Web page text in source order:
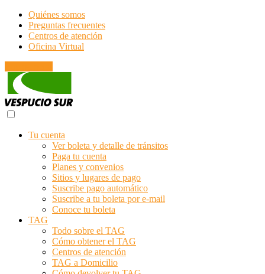
Quiénes somos
Preguntas frecuentes
Centros de atención
Oficina Virtual
Tu cuenta
Ver boleta y detalle de tránsitos
Paga tu cuenta
Planes y convenios
Sitios y lugares de pago
Suscribe pago automático
Suscribe a tu boleta por e-mail
Conoce tu boleta
TAG
Todo sobre el TAG
Cómo obtener el TAG
Centros de atención
TAG a Domicilio